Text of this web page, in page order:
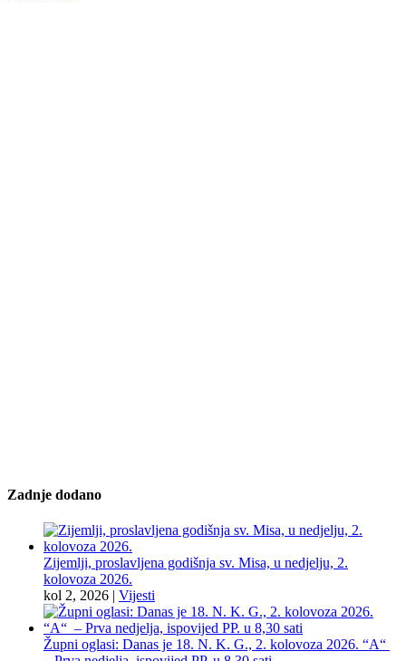
Zadnje dodano
Zijemlji, proslavljena godišnja sv. Misa, u nedjelju, 2.
kolovoza 2026.
kol 2, 2026 | Vijesti
Župni oglasi: Danas je 18. N. K. G., 2. kolovoza 2026. “A“